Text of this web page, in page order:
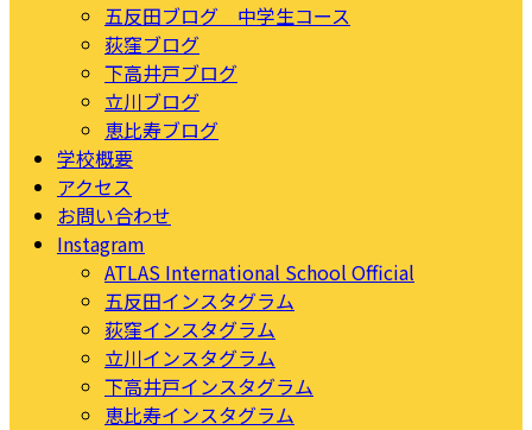
五反田ブログ 中学生コース
荻窪ブログ
下高井戸ブログ
立川ブログ
恵比寿ブログ
学校概要
アクセス
お問い合わせ
Instagram
ATLAS International School Official
五反田インスタグラム
荻窪インスタグラム
立川インスタグラム
下高井戸インスタグラム
恵比寿インスタグラム